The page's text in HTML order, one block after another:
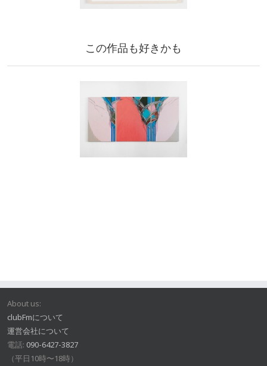
この作品も好きかも
About us:
clubFmについて
運営会社について
電話: 090-6427-3827
（平日10時〜18時）